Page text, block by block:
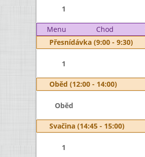
1
Menu Chod
Přesnídávka (9:00 - 9:30)
1
Oběd (12:00 - 14:00)
Oběd
Svačina (14:45 - 15:00)
1